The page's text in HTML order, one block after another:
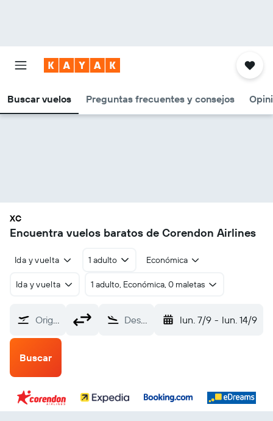
Buscar vuelos Preguntas frecuentes y consejos
XC
Encuentra vuelos baratos de Corendon Airlines
Ida y vuelta 1 adulto Económica
Ida y vuelta 1 adulto, Económica, 0 maletas
Origen Destino lun. 7/9 - lun. 14/9
Buscar